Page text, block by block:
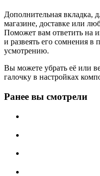
Дополнительная вкладка,
магазине, доставке или
Поможет вам ответить на
и развеять его сомнения в
усмотрению.
Вы можете убрать её или
галочку в настройках
Ранее вы смотрели